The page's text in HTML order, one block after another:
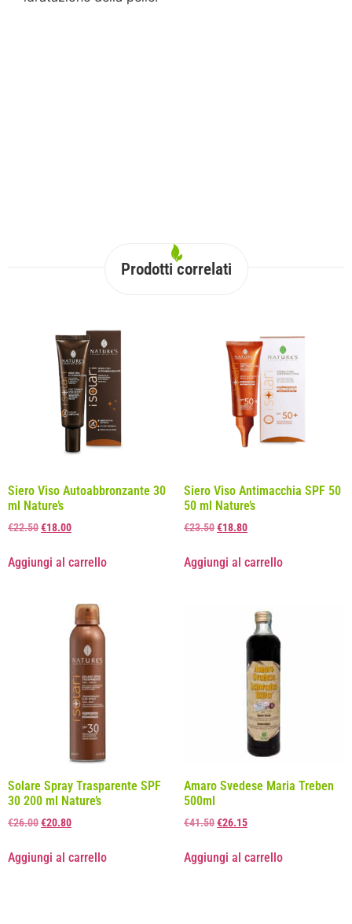
Prodotti correlati
Siero Viso Autoabbronzante 30
ml Nature’s
€22.50€18.00
Aggiungi al carrello
Siero Viso Antimacchia SPF 50
50 ml Nature’s
€23.50€18.80
Aggiungi al carrello
Solare Spray Trasparente SPF
30 200 ml Nature’s
€26.00€20.80
Aggiungi al carrello
Amaro Svedese Maria Treben
500ml
€41.50€26.15
Aggiungi al carrello